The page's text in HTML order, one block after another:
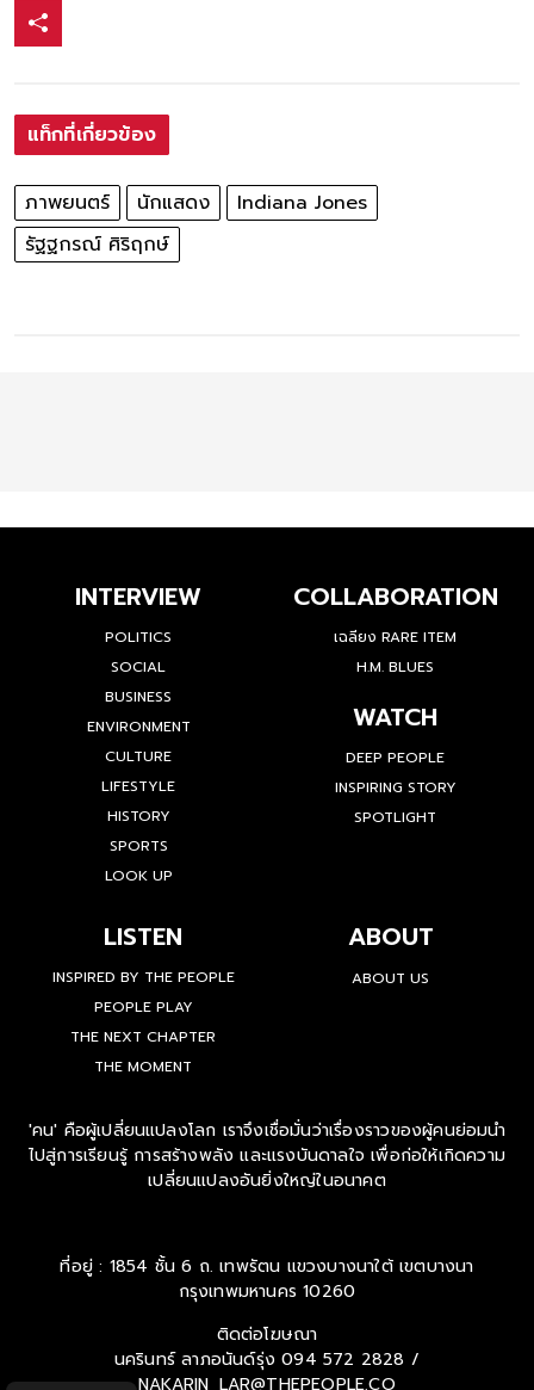
แท็กที่เกี่ยวข้อง
ภาพยนตร์ นักแสดง
Indiana Jones
รัฐฐกรณ์ ศิริฤกษ์
INTERVIEW
POLITICS
SOCIAL
BUSINESS
ENVIRONMENT
CULTURE
LIFESTYLE
HISTORY
SPORTS
LOOK UP
COLLABORATION
เฉลียง RARE ITEM
H.M. BLUES
WATCH
DEEP PEOPLE
INSPIRING STORY
SPOTLIGHT
LISTEN
INSPIRED BY THE PEOPLE
PEOPLE PLAY
THE NEXT CHAPTER
THE MOMENT
ABOUT
ABOUT US
'คน' คือผู้เปลี่ยนแปลงโลก เราจึงเชื่อมั่นว่าเรื่องราวของผู้คนย่อมนำ
ไปสู่การเรียนรู้ การสร้างพลัง และแรงบันดาลใจ เพื่อก่อให้เกิดความ
เปลี่ยนแปลงอันยิ่งใหญ่ในอนาคต
ที่อยู่ : 1854 ชั้น 6 ถ. เทพรัตน แขวงบางนาใต้ เขตบางนา
กรุงเทพมหานคร 10260
ติดต่อโฆษณา
นครินทร์ ลาภอนันด์รุ่ง 094 572 2828 /
NAKARIN_LAR@THEPEOPLE.CO